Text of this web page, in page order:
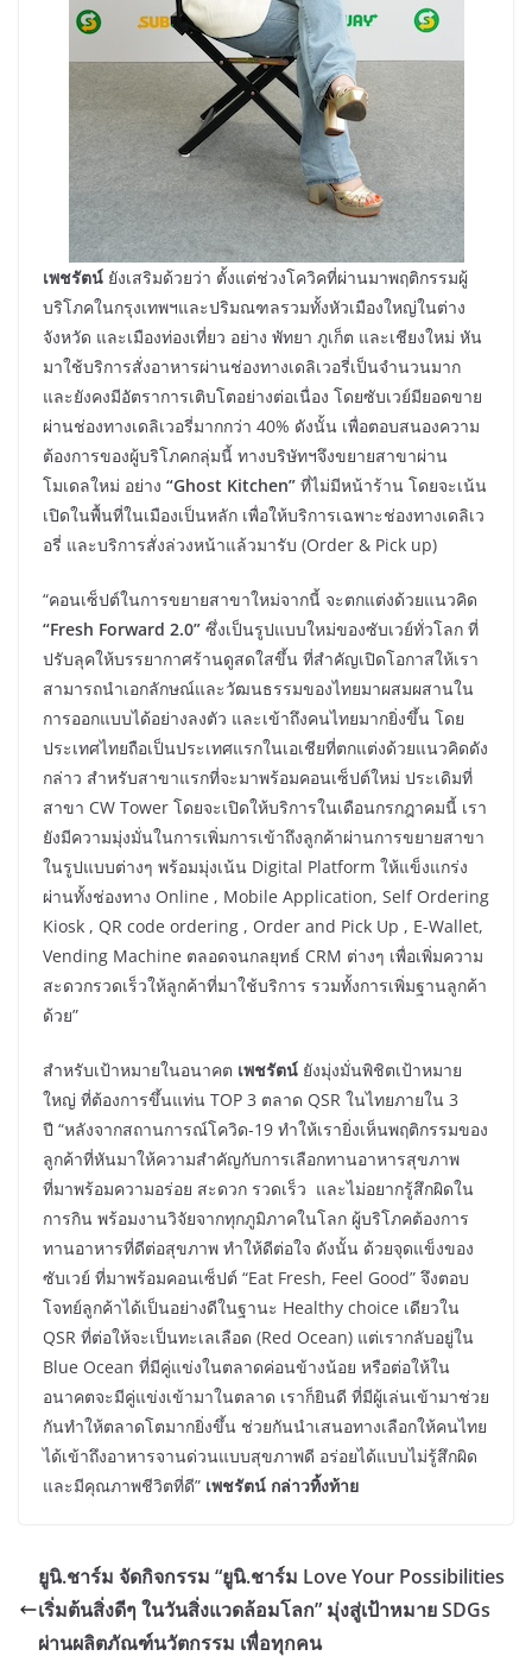
เพชรัตน์ ยังเสริมด้วยว่า ตั้งแต่ช่วงโควิคที่ผ่านมาพฤติกรรมผู้
บริโภคในกรุงเทพฯและปริมณฑลรวมทั้งหัวเมืองใหญ่ในต่าง
จังหวัด และเมืองท่องเที่ยว อย่าง พัทยา ภูเก็ต และเชียงใหม่ หัน
มาใช้บริการสั่งอาหารผ่านช่องทางเดลิเวอรี่เป็นจำนวนมาก
และยังคงมีอัตราการเติบโตอย่างต่อเนื่อง โดยซับเวย์มียอดขาย
ผ่านช่องทางเดลิเวอรี่มากกว่า 40% ดังนั้น เพื่อตอบสนองความ
ต้องการของผู้บริโภคกลุ่มนี้ ทางบริษัทฯจึงขยายสาขาผ่าน
โมเดลใหม่ อย่าง “Ghost Kitchen” ที่ไม่มีหน้าร้าน โดยจะเน้น
เปิดในพื้นที่ในเมืองเป็นหลัก เพื่อให้บริการเฉพาะช่องทางเดลิเว
อรี่ และบริการสั่งล่วงหน้าแล้วมารับ (Order & Pick up)
“คอนเซ็ปต์ในการขยายสาขาใหม่จากนี้ จะตกแต่งด้วยแนวคิด
“Fresh Forward 2.0” ซึ่งเป็นรูปแบบใหม่ของซับเวย์ทั่วโลก ที่
ปรับลุคให้บรรยากาศร้านดูสดใสขึ้น ที่สำคัญเปิดโอกาสให้เรา
สามารถนำเอกลักษณ์และวัฒนธรรมของไทยมาผสมผสานใน
การออกแบบได้อย่างลงตัว และเข้าถึงคนไทยมากยิ่งขึ้น โดย
ประเทศไทยถือเป็นประเทศแรกในเอเชียที่ตกแต่งด้วยแนวคิดดัง
กล่าว สำหรับสาขาแรกที่จะมาพร้อมคอนเซ็ปต์ใหม่ ประเดิมที่
สาขา CW Tower โดยจะเปิดให้บริการในเดือนกรกฎาคมนี้ เรา
ยังมีความมุ่งมั่นในการเพิ่มการเข้าถึงลูกค้าผ่านการขยายสาขา
ในรูปแบบต่างๆ พร้อมมุ่งเน้น Digital Platform ให้แข็งแกร่ง
ผ่านทั้งช่องทาง Online , Mobile Application, Self Ordering
Kiosk , QR code ordering , Order and Pick Up , E-Wallet,
Vending Machine ตลอดจนกลยุทธ์ CRM ต่างๆ เพื่อเพิ่มความ
สะดวกรวดเร็วให้ลูกค้าที่มาใช้บริการ รวมทั้งการเพิ่มฐานลูกค้า
ด้วย”
สำหรับเป้าหมายในอนาคต เพชรัตน์ ยังมุ่งมั่นพิชิตเป้าหมาย
ใหญ่ ที่ต้องการขึ้นแท่น TOP 3 ตลาด QSR ในไทยภายใน 3
ปี “หลังจากสถานการณ์โควิด-19 ทำให้เรายิ่งเห็นพฤติกรรมของ
ลูกค้าที่หันมาให้ความสำคัญกับการเลือกทานอาหารสุขภาพ
ที่มาพร้อมความอร่อย สะดวก รวดเร็ว และไม่อยากรู้สึกผิดใน
การกิน พร้อมงานวิจัยจากทุกภูมิภาคในโลก ผู้บริโภคต้องการ
ทานอาหารที่ดีต่อสุขภาพ ทำให้ดีต่อใจ ดังนั้น ด้วยจุดแข็งของ
ซับเวย์ ที่มาพร้อมคอนเซ็ปต์ “Eat Fresh, Feel Good” จึงตอบ
โจทย์ลูกค้าได้เป็นอย่างดีในฐานะ Healthy choice เดียวใน
QSR ที่ต่อให้จะเป็นทะเลเลือด (Red Ocean) แต่เรากลับอยู่ใน
Blue Ocean ที่มีคู่แข่งในตลาดค่อนข้างน้อย หรือต่อให้ใน
อนาคตจะมีคู่แข่งเข้ามาในตลาด เราก็ยินดี ที่มีผู้เล่นเข้ามาช่วย
กันทำให้ตลาดโตมากยิ่งขึ้น ช่วยกันนำเสนอทางเลือกให้คนไทย
ได้เข้าถึงอาหารจานด่วนแบบสุขภาพดี อร่อยได้แบบไม่รู้สึกผิด
และมีคุณภาพชีวิตที่ดี” เพชรัตน์ กล่าวทิ้งท้าย
ยูนิ.ชาร์ม จัดกิจกรรม “ยูนิ.ชาร์ม Love Your Possibilities
เริ่มต้นสิ่งดีๆ ในวันสิ่งแวดล้อมโลก” มุ่งสู่เป้าหมาย SDGs
ผ่านผลิตภัณฑ์นวัตกรรม เพื่อทุกคน